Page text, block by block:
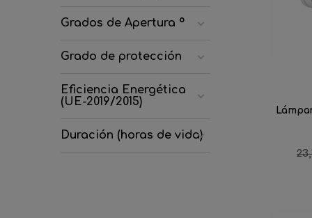
Grados de Apertura º
Grado de protección
Eficiencia Energética
(UE-2019/2015)
Duración (horas de vida)